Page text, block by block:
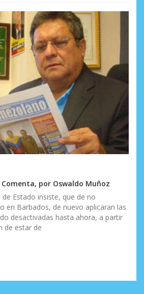
Comenta, por Oswaldo Muñoz
de Estado insiste, que de no
en Barbados, de nuevo aplicaran las
desactivadas hasta ahora, a partir
de estar de